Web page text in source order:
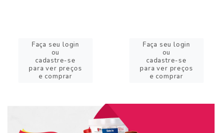
Faça seu login
ou
cadastre-se
para ver preços
e comprar
Faça seu login
ou
cadastre-se
para ver preços
e comprar